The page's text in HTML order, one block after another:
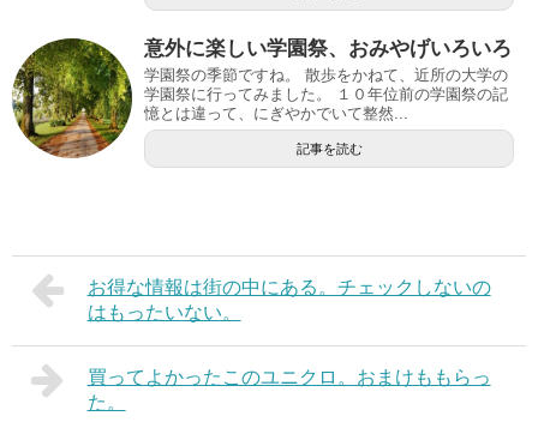
意外に楽しい学園祭、おみやげいろいろ
学園祭の季節ですね。 散歩をかねて、近所の大学の
学園祭に行ってみました。 １０年位前の学園祭の記
憶とは違って、にぎやかでいて整然...
記事を読む
お得な情報は街の中にある。チェックしないの
はもったいない。
買ってよかったこのユニクロ。おまけももらっ
た。